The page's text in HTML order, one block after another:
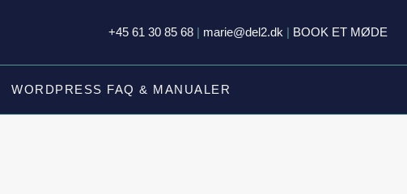
+45 61 30 85 68 | marie@del2.dk | BOOK ET MØDE
WORDPRESS FAQ & MANUALER